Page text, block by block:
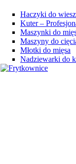
Haczyki do
Kuter –
Maszynki do
Maszyny do
Młotki do mięsa
Nadziewarki do